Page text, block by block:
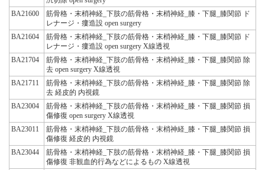
BA21600
筋骨格・末梢神経_下肢の筋骨格・末梢神経_膝・下腿_膝関節 ド
レナージ・瘻造設 open surgery
BA21604
筋骨格・末梢神経_下肢の筋骨格・末梢神経_膝・下腿_膝関節 ド
レナージ・瘻造設 open surgery X線透視
BA21704
筋骨格・末梢神経_下肢の筋骨格・末梢神経_膝・下腿_膝関節 除
去 open surgery X線透視
BA21711
筋骨格・末梢神経_下肢の筋骨格・末梢神経_膝・下腿_膝関節 除
去 経皮的 内視鏡
BA23004
筋骨格・末梢神経_下肢の筋骨格・末梢神経_膝・下腿_膝関節 損
傷修復 open surgery X線透視
BA23011
筋骨格・末梢神経_下肢の筋骨格・末梢神経_膝・下腿_膝関節 損
傷修復 経皮的 内視鏡
BA23044
筋骨格・末梢神経_下肢の筋骨格・末梢神経_膝・下腿_膝関節 損
傷修復 非観血的行為などによるもの X線透視